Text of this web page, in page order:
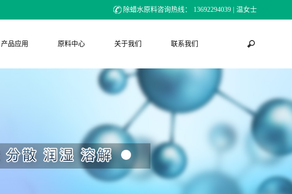
除蜡水原料咨询热线： 13692294039 | 温女士
产品应用 原料中心 关于我们 联系我们